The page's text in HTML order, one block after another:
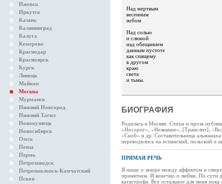
Ижевск
Иркутск
Казань
Калининград
Калуга
Кемерово
Краснодар
Красноярск
Курск
Липецк
Майкоп
Москва
Мурманск
Нижний Новгород
Нижний Тагил
Новокузнецк
Новосибирск
Омск
Пенза
Пермь
Петрозаводск
Петропавловск-Камчатский
Псков
Над мертвым
весенним
небом
Над солью
и слюной
над обещанием
данным пустоте
как спящему
в другом
краю
света
и тьмы.
БИОГРАФИЯ
Родилась в Москве. Стихи и проза
«Носорог», «Незнание», [Транслит],
«Сноб» и др. Составительница
переводились на испанский, польский и
ПРЯМАЯ РЕЧЬ
Я пишу о зазоре между аффектом и
принятием. И конечно о любви. По сути
катастрофа. Все остальное для меня